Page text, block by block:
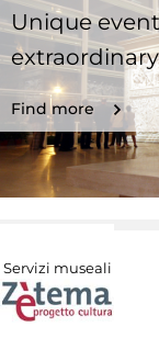
Unique
Find more
Servizi museali